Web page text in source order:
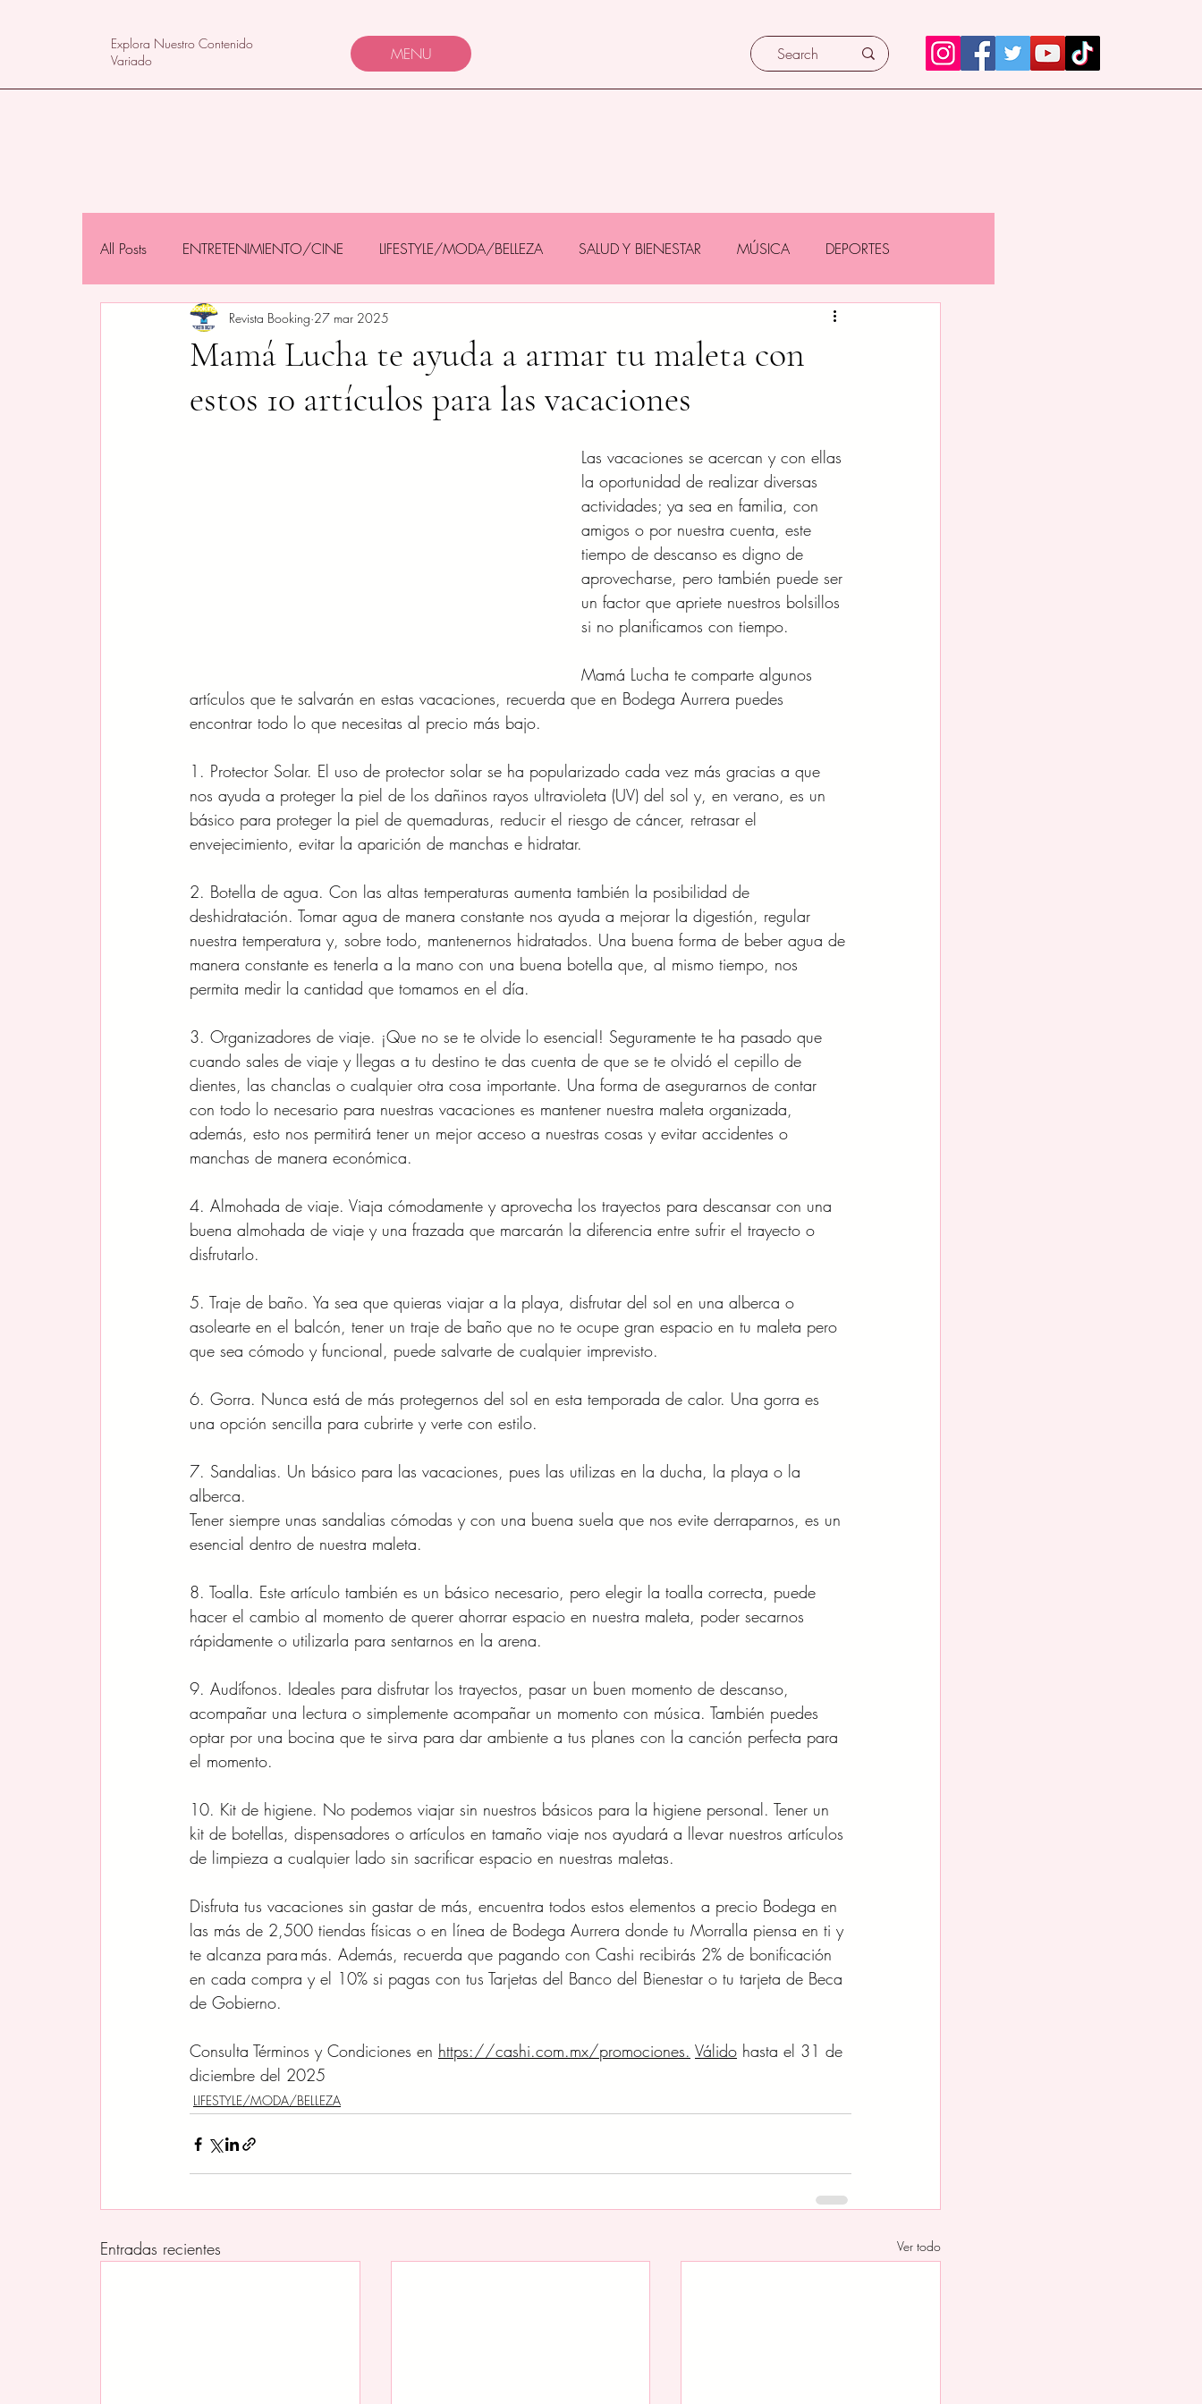
Explora Nuestro Contenido
Variado
MENU
All Posts ENTRETENIMIENTO/CINE LIFESTYLE/MODA/BELLEZA SALUD Y BIENESTAR MÚSICA DEPORTES
NEGOCIOS/TECNOLOGÍA MAMÁS Y BEBÉS
Mamá Lucha te ayuda a armar tu maleta con
estos 10 artículos para las vacaciones
Revista Booking 27 mar 2025
Las vacaciones se acercan y con ellas
la oportunidad de realizar diversas
actividades; ya sea en familia, con
amigos o por nuestra cuenta, este
tiempo de descanso es digno de
aprovecharse, pero también puede ser
un factor que apriete nuestros bolsillos
si no planificamos con tiempo.
Mamá Lucha te comparte algunos
artículos que te salvarán en estas vacaciones, recuerda que en Bodega Aurrera puedes
encontrar todo lo que necesitas al precio más bajo.
1. Protector Solar. El uso de protector solar se ha popularizado cada vez más gracias a que
nos ayuda a proteger la piel de los dañinos rayos ultravioleta (UV) del sol y, en verano, es un
básico para proteger la piel de quemaduras, reducir el riesgo de cáncer, retrasar el
envejecimiento, evitar la aparición de manchas e hidratar.
2. Botella de agua. Con las altas temperaturas aumenta también la posibilidad de
deshidratación. Tomar agua de manera constante nos ayuda a mejorar la digestión, regular
nuestra temperatura y, sobre todo, mantenernos hidratados. Una buena forma de beber agua de
manera constante es tenerla a la mano con una buena botella que, al mismo tiempo, nos
permita medir la cantidad que tomamos en el día.
3. Organizadores de viaje. ¡Que no se te olvide lo esencial! Seguramente te ha pasado que
cuando sales de viaje y llegas a tu destino te das cuenta de que se te olvidó el cepillo de
dientes, las chanclas o cualquier otra cosa importante. Una forma de asegurarnos de contar
con todo lo necesario para nuestras vacaciones es mantener nuestra maleta organizada,
además, esto nos permitirá tener un mejor acceso a nuestras cosas y evitar accidentes o
manchas de manera económica.
4. Almohada de viaje. Viaja cómodamente y aprovecha los trayectos para descansar con una
buena almohada de viaje y una frazada que marcarán la diferencia entre sufrir el trayecto o
disfrutarlo.
5. Traje de baño. Ya sea que quieras viajar a la playa, disfrutar del sol en una alberca o
asolearte en el balcón, tener un traje de baño que no te ocupe gran espacio en tu maleta pero
que sea cómodo y funcional, puede salvarte de cualquier imprevisto.
6. Gorra. Nunca está de más protegernos del sol en esta temporada de calor. Una gorra es
una opción sencilla para cubrirte y verte con estilo.
7. Sandalias. Un básico para las vacaciones, pues las utilizas en la ducha, la playa o la
alberca.
Tener siempre unas sandalias cómodas y con una buena suela que nos evite derraparnos, es un
esencial dentro de nuestra maleta.
8. Toalla. Este artículo también es un básico necesario, pero elegir la toalla correcta, puede
hacer el cambio al momento de querer ahorrar espacio en nuestra maleta, poder secarnos
rápidamente o utilizarla para sentarnos en la arena.
9. Audífonos. Ideales para disfrutar los trayectos, pasar un buen momento de descanso,
acompañar una lectura o simplemente acompañar un momento con música. También puedes
optar por una bocina que te sirva para dar ambiente a tus planes con la canción perfecta para
el momento.
10. Kit de higiene. No podemos viajar sin nuestros básicos para la higiene personal. Tener un
kit de botellas, dispensadores o artículos en tamaño viaje nos ayudará a llevar nuestros artículos
de limpieza a cualquier lado sin sacrificar espacio en nuestras maletas.
Disfruta tus vacaciones sin gastar de más, encuentra todos estos elementos a precio Bodega en
las más de 2,500 tiendas físicas o en línea de Bodega Aurrera donde tu Morralla piensa en ti y
te alcanza para más. Además, recuerda que pagando con Cashi recibirás 2% de bonificación
en cada compra y el 10% si pagas con tus Tarjetas del Banco del Bienestar o tu tarjeta de Beca
de Gobierno.
Consulta Términos y Condiciones en https://cashi.com.mx/promociones. Válido hasta el 31 de
diciembre del 2025
LIFESTYLE/MODA/BELLEZA
Entradas recientes Ver todo